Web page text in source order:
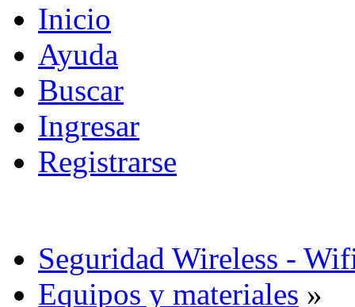
Inicio
Ayuda
Buscar
Ingresar
Registrarse
Seguridad Wireless -
Equipos y materiales »